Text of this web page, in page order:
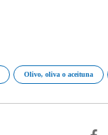
Olivo, oliva o aceituna